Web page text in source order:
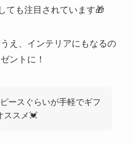
ても注目されています🎁
え、インテリアにもなるの
ントに！
ースぐらいが手軽でギフ
ススメ💓